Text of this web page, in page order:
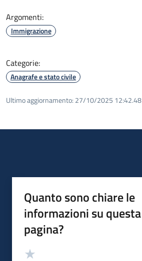
Argomenti:
Immigrazione
Categorie:
Anagrafe e stato civile
Ultimo aggiornamento: 27/10/2025 12:42.48
Quanto sono chiare le
informazioni su questa
pagina?
Valutazione